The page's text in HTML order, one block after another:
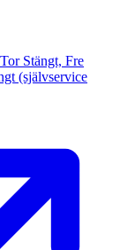
Stängt, Fre
(självservice